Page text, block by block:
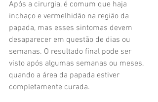
Após a cirurgia, é comum que haja
inchaço e vermelhidão na região da
papada, mas esses sintomas devem
desaparecer em questão de dias ou
semanas. O resultado final pode ser
visto após algumas semanas ou meses,
quando a área da papada estiver
completamente curada.